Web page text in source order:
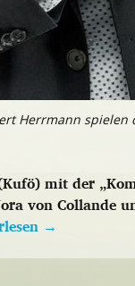
Herrmann spielen
mit der
von Collande
→